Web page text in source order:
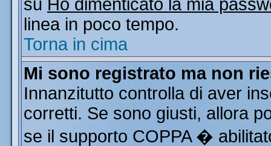
su Ho dimenticato la mia
linea in poco tempo.
Torna in cima
Mi sono registrato ma non
Innanzitutto controlla di aver
corretti. Se sono giusti, allora
se il supporto COPPA �